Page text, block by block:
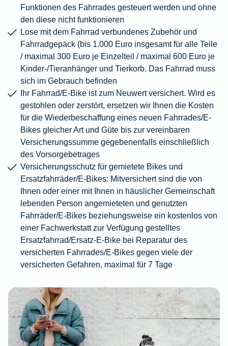
Funktionen des Fahrrades gesteuert werden und ohne
den diese nicht funktionieren
Lose mit dem Fahrrad verbundenes Zubehör und
Fahrradgepäck (bis 1.000 Euro insgesamt für alle Teile
/ maximal 300 Euro je Einzelteil / maximal 600 Euro je
Kinder-/Tieranhänger und Tierkorb. Das Fahrrad muss
sich im Gebrauch befinden
Ihr Fahrrad/E-Bike ist zum Neuwert versichert. Wird es
gestohlen oder zerstört, ersetzen wir Ihnen die Kosten
für die Wiederbeschaffung eines neuen Fahrrades/E-
Bikes gleicher Art und Güte bis zur vereinbaren
Versicherungssumme gegebenenfalls einschließlich
des Vorsorgebetrages
Versicherungsschutz für gemietete Bikes und
Ersatzfahrräder/E-Bikes: Mitversichert sind die von
Ihnen oder einer mit Ihnen in häuslicher Gemeinschaft
lebenden Person angemieteten und genutzten
Fahrräder/E-Bikes beziehungsweise ein kostenlos von
einer Fachwerkstatt zur Verfügung gestelltes
Ersatzfahrrad/Ersatz-E-Bike bei Reparatur des
versicherten Fahrrades/E-Bikes gegen viele der
versicherten Gefahren, maximal für 7 Tage